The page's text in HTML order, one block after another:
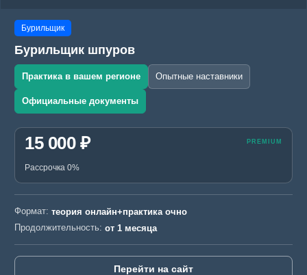
Бурильщик
Бурильщик шпуров
Практика в вашем регионе Опытные наставники
Официальные документы
15 000 ₽
Рассрочка 0%
Формат: теория онлайн+практика очно
Продолжительность: от 1 месяца
Перейти на сайт